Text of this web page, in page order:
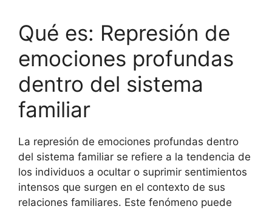
Qué es: Represión de
emociones profundas
dentro del sistema
familiar
La represión de emociones profundas dentro
del sistema familiar se refiere a la tendencia de
los individuos a ocultar o suprimir sentimientos
intensos que surgen en el contexto de sus
relaciones familiares. Este fenómeno puede